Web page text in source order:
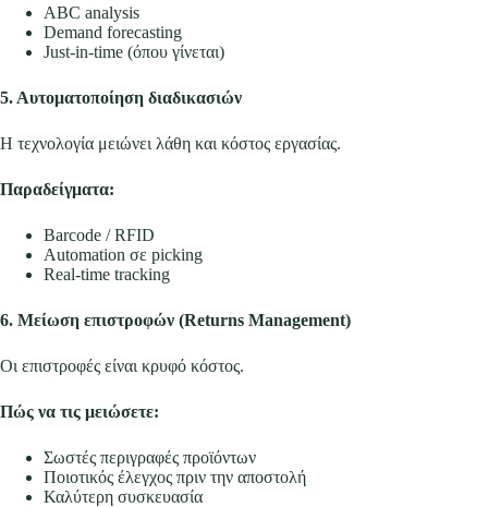
ABC analysis
Demand forecasting
Just-in-time (όπου γίνεται)
5. Αυτοματοποίηση διαδικασιών
Η τεχνολογία μειώνει λάθη και κόστος εργασίας.
Παραδείγματα:
Barcode / RFID
Automation σε picking
Real-time tracking
6. Μείωση επιστροφών (Returns Management)
Οι επιστροφές είναι κρυφό κόστος.
Πώς να τις μειώσετε:
Σωστές περιγραφές προϊόντων
Ποιοτικός έλεγχος πριν την αποστολή
Καλύτερη συσκευασία